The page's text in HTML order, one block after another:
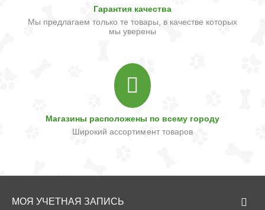
Гарантия качества
Мы предлагаем только те товары, в качестве которых
мы уверены
Магазины расположены по всему городу
Широкий ассортимент товаров
МОЯ УЧЕТНАЯ ЗАПИСЬ